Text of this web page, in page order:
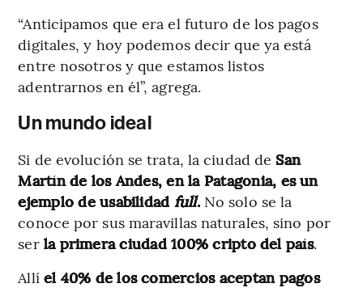
“Anticipamos que era el futuro de los pagos
digitales, y hoy podemos decir que ya está
entre nosotros y que estamos listos
adentrarnos en él”, agrega.
Un mundo ideal
Si de evolución se trata, la ciudad de San
Martín de los Andes, en la Patagonia, es un
ejemplo de usabilidad full.No solo se la
conoce por sus maravillas naturales, sino por
ser la primera ciudad 100% cripto del país.
Allí el 40% de los comercios aceptan pagos